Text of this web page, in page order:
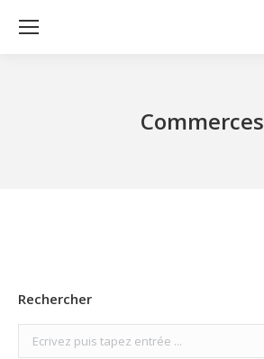
Commerces
Rechercher
Search: